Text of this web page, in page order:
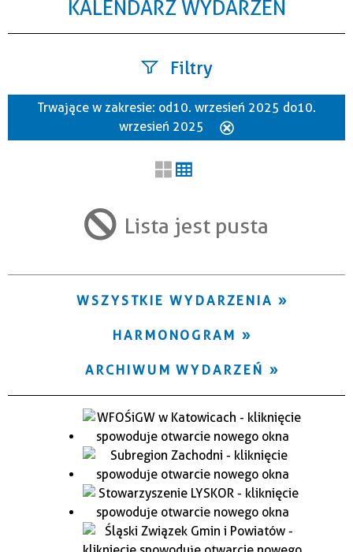
KALENDARZ WYDARZEŃ
Filtry
Szukana fraza
Trwające w zakresie
Trwające w zakresie: od 10. wrzesień 2025 do 10.
wrzesień 2025
Lista jest pusta
WSZYSTKIE WYDARZENIA
HARMONOGRAM
ARCHIWUM WYDARZEŃ